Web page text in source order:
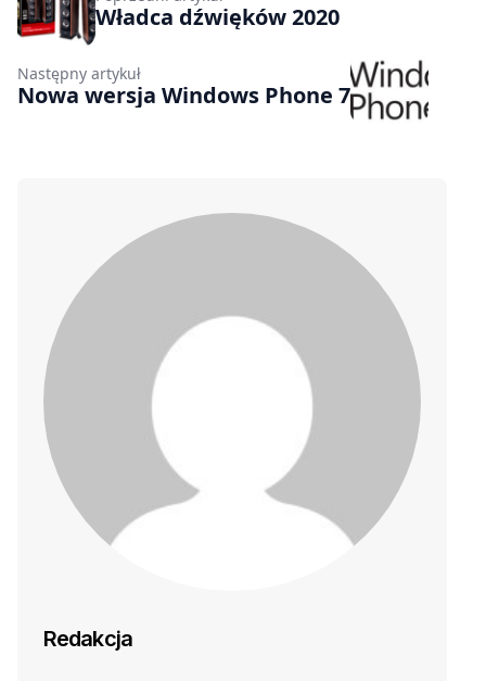
Władca dźwięków 2020
Następny artykuł
Nowa wersja Windows Phone 7
Redakcja